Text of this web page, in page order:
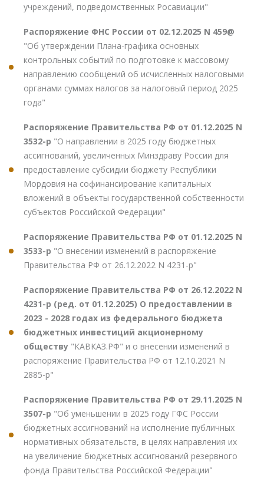
учреждений, подведомственных Росавиации"
Распоряжение ФНС России от 02.12.2025 N 459@
"Об утверждении Плана-графика основных
контрольных событий по подготовке к массовому
направлению сообщений об исчисленных налоговыми
органами суммах налогов за налоговый период 2025
года"
Распоряжение Правительства РФ от 01.12.2025 N
3532-р "О направлении в 2025 году бюджетных
ассигнований, увеличенных Минздраву России для
предоставление субсидии бюджету Республики
Мордовия на софинансирование капитальных
вложений в объекты государственной собственности
субъектов Российской Федерации"
Распоряжение Правительства РФ от 01.12.2025 N
3533-р "О внесении изменений в распоряжение
Правительства РФ от 26.12.2022 N 4231-р"
Распоряжение Правительства РФ от 26.12.2022 N
4231-р (ред. от 01.12.2025) О предоставлении в
2023 - 2028 годах из федерального бюджета
бюджетных инвестиций акционерному
обществу "КАВКАЗ.РФ" и о внесении изменений в
распоряжение Правительства РФ от 12.10.2021 N
2885-р"
Распоряжение Правительства РФ от 29.11.2025 N
3507-р "Об уменьшении в 2025 году ГФС России
бюджетных ассигнований на исполнение публичных
нормативных обязательств, в целях направления их
на увеличение бюджетных ассигнований резервного
фонда Правительства Российской Федерации"